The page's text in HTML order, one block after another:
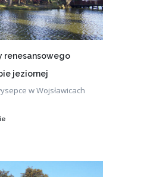
renesansowego
jeziornej
w Wojsławicach